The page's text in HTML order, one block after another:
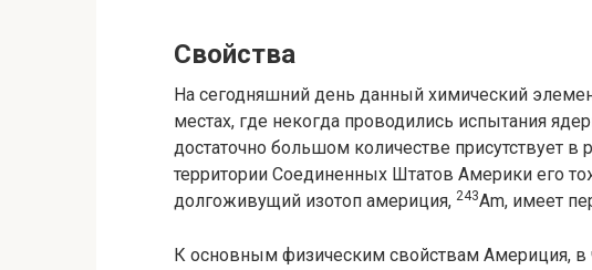
Свойства
На сегодняшний день данный химический
местах, где некогда проводились испытания
достаточно большом количестве присутствует
территории Соединенных Штатов Америки его
долгоживущий изотоп америция, 243Am, имеет
К основным физическим свойствам Америция, в